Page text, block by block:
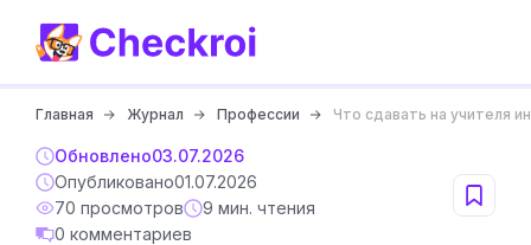
Главная Журнал Профессии Что сдавать на учителя
Обновлено03.07.2026
Опубликовано01.07.2026
70 просмотров
9 мин. чтения
0 комментариев